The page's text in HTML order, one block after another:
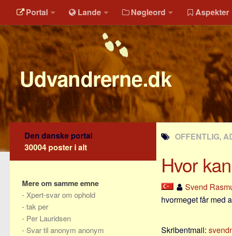
Portal Lande Nøgleord Aspekter
Udvandrerne.dk
OFFENTLIG,
Hvor
Svend
hvormeget får med
Skribentmail:
Den danske portal
30004 poster i alt
Mere om samme emne
- Xpert-svar om ophold
-tak per
- Per Lauridsen
- Svar til anonym anonym